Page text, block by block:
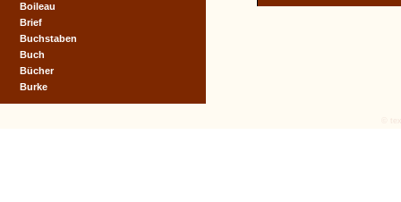
Boileau
Brief
Buchstaben
Buch
Bücher
Burke